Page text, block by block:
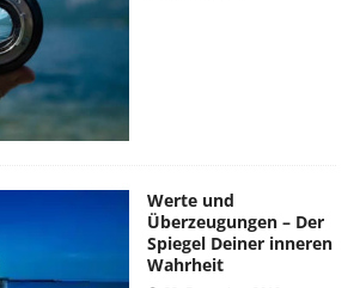
Werte und
Überzeugungen – Der
Spiegel Deiner inneren
Wahrheit